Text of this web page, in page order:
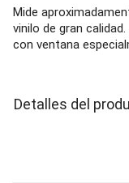
Mide
vinilo de gran
con ventana
Detalles del